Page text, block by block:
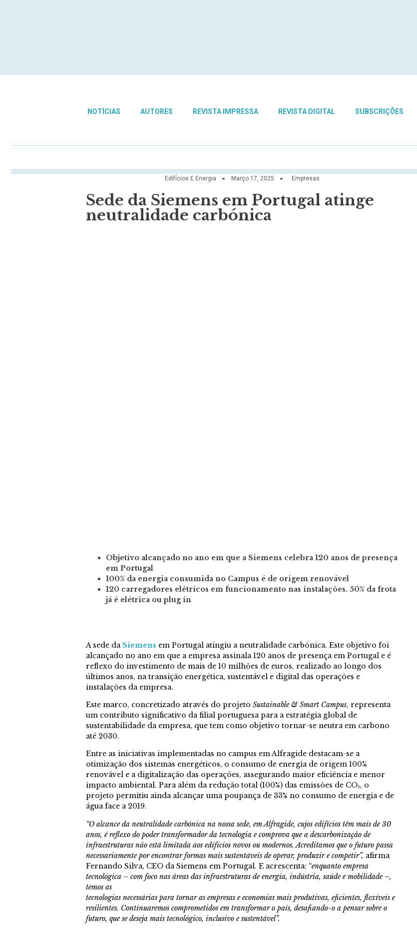
NOTÍCIAS AUTORES REVISTA IMPRESSA REVISTA DIGITAL SUBSCRIÇÕES
Edifícios E Energia Março 17, 2025 Empresas
Sede da Siemens em Portugal atinge
neutralidade carbónica
Objetivo alcançado no ano em que a Siemens celebra 120 anos de presença
em Portugal
100% da energia consumida no Campus é de origem renovável
120 carregadores elétricos em funcionamento nas instalações. 50% da frota
já é elétrica ou plug in
A sede da Siemens em Portugal atingiu a neutralidade carbónica. Este objetivo foi
alcançado no ano em que a empresa assinala 120 anos de presença em Portugal e é
reflexo do investimento de mais de 10 milhões de euros, realizado ao longo dos
últimos anos, na transição energética, sustentável e digital das operações e
instalações da empresa.
Este marco, concretizado através do projeto Sustainable & Smart Campus, representa
um contributo significativo da filial portuguesa para a estratégia global de
sustentabilidade da empresa, que tem como objetivo tornar-se neutra em carbono
até 2030.
Entre as iniciativas implementadas no campus em Alfragide destacam-se a
otimização dos sistemas energéticos, o consumo de energia de origem 100%
renovável e a digitalização das operações, assegurando maior eficiência e menor
impacto ambiental. Para além da redução total (100%) das emissões de CO₂, o
projeto permitiu ainda alcançar uma poupança de 33% no consumo de energia e de
água face a 2019.
“O alcance da neutralidade carbónica na nossa sede, em Alfragide, cujos edifícios têm mais de 30
anos, é reflexo do poder transformador da tecnologia e comprova que a descarbonização de
infraestruturas não está limitada aos edifícios novos ou modernos. Acreditamos que o futuro passa
necessariamente por encontrar formas mais sustentáveis de operar, produzir e competir”, afirma
Fernando Silva, CEO da Siemens em Portugal. E acrescenta: “enquanto empresa
tecnológica – com foco nas áreas das infraestruturas de energia, indústria, saúde e mobilidade –,
temos as
tecnologias necessárias para tornar as empresas e economias mais produtivas, eficientes, flexíveis e
resilientes. Continuaremos comprometidos em transformar o país, desafiando-o a pensar sobre o
futuro, que se deseja mais tecnológico, inclusivo e sustentável”.